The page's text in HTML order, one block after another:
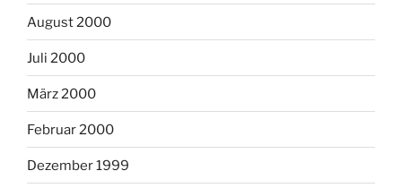
August 2000
Juli 2000
März 2000
Februar 2000
Dezember 1999